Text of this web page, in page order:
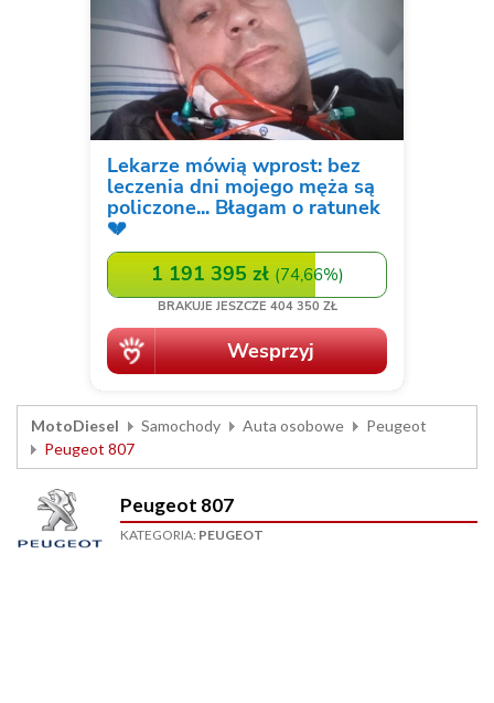
MotoDiesel Samochody Auta osobowe
Peugeot
Peugeot 807
Peugeot 807
KATEGORIA: PEUGEOT